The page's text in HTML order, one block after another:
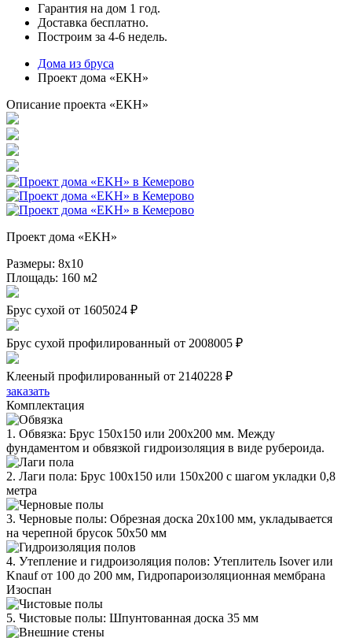
Гарантия на дом 1 год.
Доставка бесплатно.
Построим за 4-6 недель.
Дома из бруса
Проект дома «EKH»
Описание проекта «EKH»
Проект дома «EKH»
Размеры: 8х10
Площадь: 160 м2
Брус сухой от 1605024 ₽
Брус сухой профилированный от 2008005 ₽
Клееный профилированный от 2140228 ₽
заказать
Комплектация
1. Обвязка: Брус 150х150 или 200х200 мм. Между
фундаментом и обвязкой гидроизоляция в виде рубероида.
2. Лаги пола: Брус 100х150 или 150х200 с шагом укладки 0,8
метра
3. Черновые полы: Обрезная доска 20х100 мм, укладывается
на черепной брусок 50х50 мм
4. Утепление и гидроизоляция полов: Утеплитель Isover или
Knauf от 100 до 200 мм, Гидропароизоляционная мембрана
Изоспан
5. Чистовые полы: Шпунтованная доска 35 мм